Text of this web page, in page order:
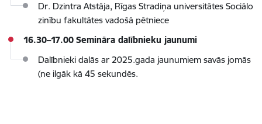
Dr. Dzintra Atstāja, Rīgas Stradiņa universitātes Sociālo
zinību fakultātes vadošā pētniece
16.30–17.00 Semināra dalībnieku jaunumi
Dalībnieki dalās ar 2025.gada jaunumiem savās jomās
(ne ilgāk kā 45 sekundēs.